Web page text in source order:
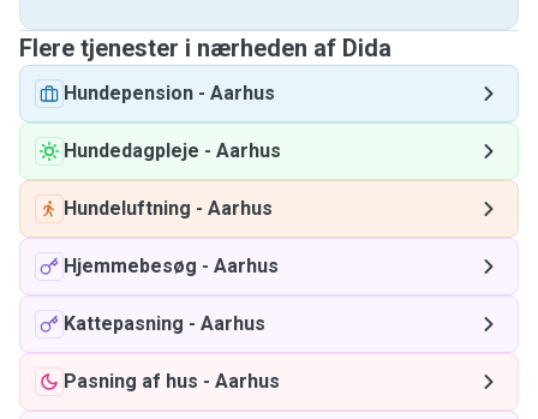
Flere tjenester i nærheden af ​​Dida
Hundepension - Aarhus
Hundedagpleje - Aarhus
Hundeluftning - Aarhus
Hjemmebesøg - Aarhus
Kattepasning - Aarhus
Pasning af hus - Aarhus